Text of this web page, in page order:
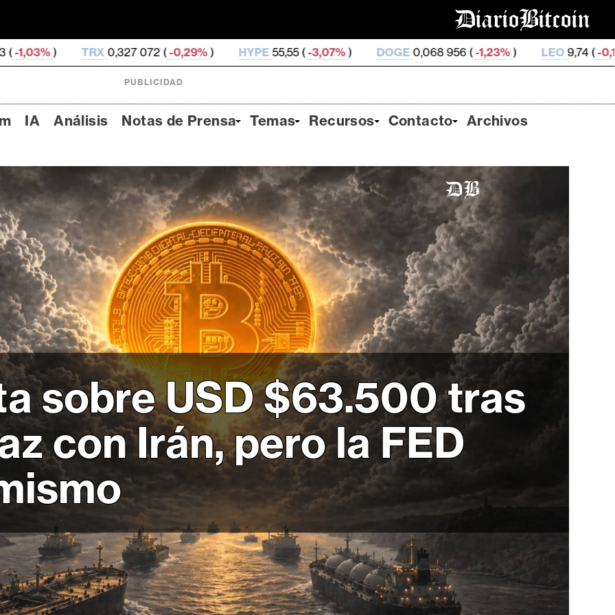
0,327 072 ( -0,29%) HYPE55,55 (-3,07%) DOGE0,068 956 ( -1,23%) LEO 9,74 (-0,18% ZEC
PUBLICIDAD
IA Análisis Notas de Prensa Temas Recursos Contacto Archivos
sobre USD $63.500 tras
con Irán, pero la FED